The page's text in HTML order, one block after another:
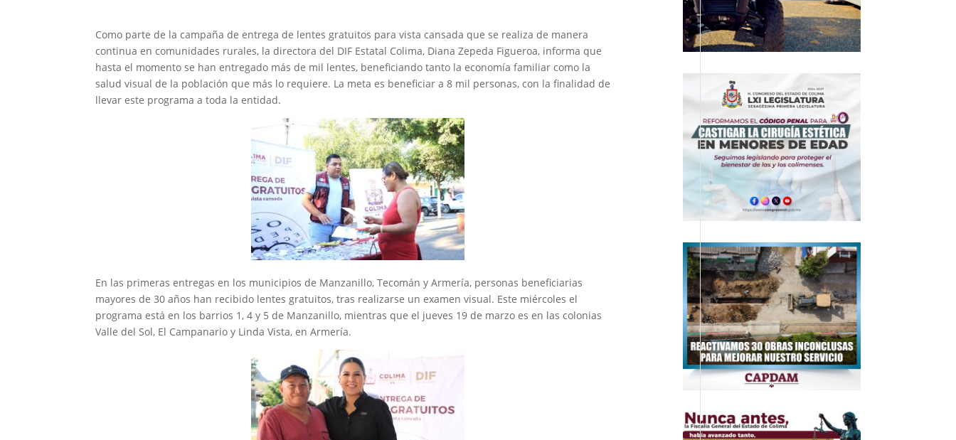
Como parte de la campaña de entrega de lentes gratuitos para vista cansada que se realiza de manera
continua en comunidades rurales, la directora del DIF Estatal Colima, Diana Zepeda Figueroa, informa que
hasta el momento se han entregado más de mil lentes, beneficiando tanto la economía familiar como la
salud visual de la población que más lo requiere. La meta es beneficiar a 8 mil personas, con la finalidad de
llevar este programa a toda la entidad.
En las primeras entregas en los municipios de Manzanillo, Tecomán y Armería, personas beneficiarias
mayores de 30 años han recibido lentes gratuitos, tras realizarse un examen visual. Este miércoles el
programa está en los barrios 1, 4 y 5 de Manzanillo, mientras que el jueves 19 de marzo es en las colonias
Valle del Sol, El Campanario y Linda Vista, en Armería.